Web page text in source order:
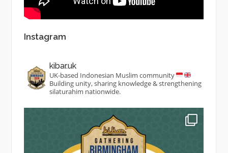
Instagram
kibar.uk
UK-based Indonesian Muslim community
Building unity, sharing knowledge & strengthening
silaturahim nationwide.